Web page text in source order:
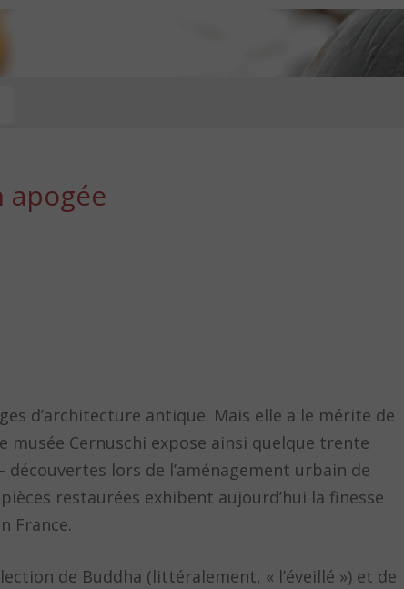
apogée
d’architecture antique. Mais elle a le mérite de
Cernuschi expose ainsi quelque trente
lors de l’aménagement urbain de
restaurées exhibent aujourd’hui la finesse
France.
de Buddha (littéralement, « l’éveillé ») et de